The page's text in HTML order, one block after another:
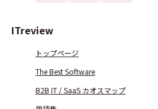
ITreview
トップページ
The Best Software
B2B IT / SaaS カオスマップ